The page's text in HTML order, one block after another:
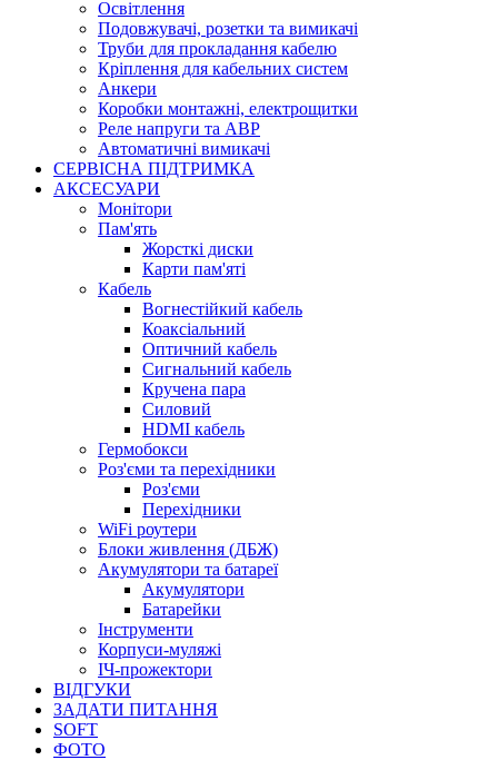
Освітлення
Подовжувачі, розетки та вимикачі
Труби для прокладання кабелю
Кріплення для кабельних систем
Анкери
Коробки монтажні, електрощитки
Реле напруги та АВР
Автоматичні вимикачі
СЕРВІСНА ПІДТРИМКА
АКСЕСУАРИ
Монітори
Пам'ять
Жорсткі диски
Карти пам'яті
Кабель
Вогнестійкий кабель
Коаксіальний
Оптичний кабель
Сигнальний кабель
Кручена пара
Силовий
HDMI кабель
Гермобокси
Роз'єми та перехідники
Роз'єми
Перехідники
WiFi роутери
Блоки живлення (ДБЖ)
Акумулятори та батареї
Акумулятори
Батарейки
Інструменти
Корпуси-муляжі
ІЧ-прожектори
ВІДГУКИ
ЗАДАТИ ПИТАННЯ
SOFT
ФОТО